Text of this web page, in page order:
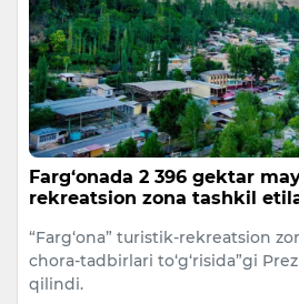
Farg‘onada 2 396 gektar
rekreatsion zona tashkil
“Farg‘ona” turistik-rekreatsion
chora-tadbirlari to‘g‘risida”gi
qilindi.